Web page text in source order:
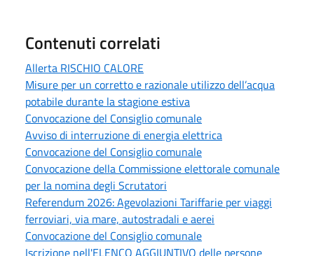
Contenuti correlati
Allerta RISCHIO CALORE
Misure per un corretto e razionale utilizzo dell’acqua
potabile durante la stagione estiva
Convocazione del Consiglio comunale
Avviso di interruzione di energia elettrica
Convocazione del Consiglio comunale
Convocazione della Commissione elettorale comunale
per la nomina degli Scrutatori
Referendum 2026: Agevolazioni Tariffarie per viaggi
ferroviari, via mare, autostradali e aerei
Convocazione del Consiglio comunale
Iscrizione nell'ELENCO AGGIUNTIVO delle persone